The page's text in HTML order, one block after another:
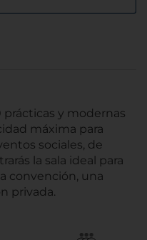
prácticas y modernas
máxima para
sociales, de
la sala ideal para
convención, una
privada.